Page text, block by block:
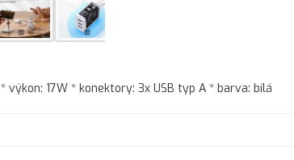
* výkon: 17W * konektory: 3x USB typ A * barva: bílá